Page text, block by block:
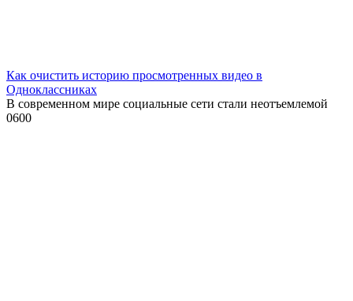
Как очистить историю просмотренных видео в
Одноклассниках
В современном мире социальные сети стали неотъемлемой
0600